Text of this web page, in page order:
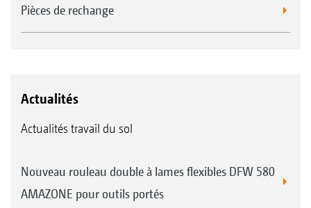
Pièces de rechange
Actualités
Actualités travail du sol
Nouveau rouleau double à lames flexibles DFW 580
AMAZONE pour outils portés